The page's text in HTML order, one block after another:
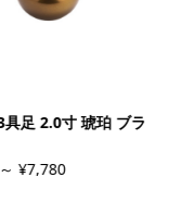
具足 2.0寸 琥珀 ブラ
¥7,780